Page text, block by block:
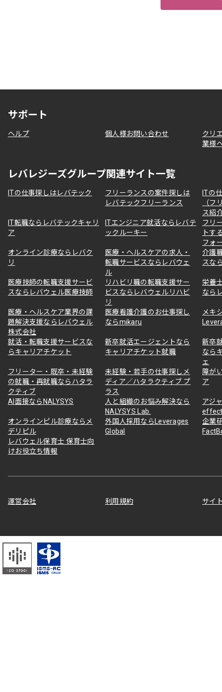
サポート
ヘルプ 個人様お問い合わせ
クリ
業様
レバレジーズグループ関連サイト一覧
ITの仕事探しはレバテック
フリーランスの案件探しは
レバテックフリーランス
ITの
（フ
ス紹
IT転職ならレバテックキャリ
ア
ITエンジニア就活ならレバテ
ックルーキー
フリ
トす
フォ
オンライン診療ならレバク
リ
医療・ヘルスケアの求人・
転職サービスならレバウェ
ル
介護
スな
医療技師の転職支援サービ
スならレバウェル医療技師
リハビリ職の転職支援サー
ビスならレバウェルリハビ
リ
栄養
なら
医療・ヘルスケア業界の課
題解決支援ならレバウェル
株式会社
医療看護介護のお仕事探し
ならmikaru
メキ
就活・転職支援サービスな
らキャリアチケット
新卒就活エージェントなら
キャリアチケット就職
新卒
なら
ェ
フリーター・既卒・未経験
の就職・再就職ならハタラ
クティブ
未経験・若手の仕事探しメ
ディア／ハタラクティブ プ
ラス
障が
ア
AI面接ならNALYSYS
人と組織のお悩み解決なら
NALYSYS Lab.
アジ
オンラインピル診療ならメ
デリピル
外国人採用ならLeverages
Global
企業
レバウェル保育士 保育士向
けお役立ち情報
運営会社 利用規約 サイ